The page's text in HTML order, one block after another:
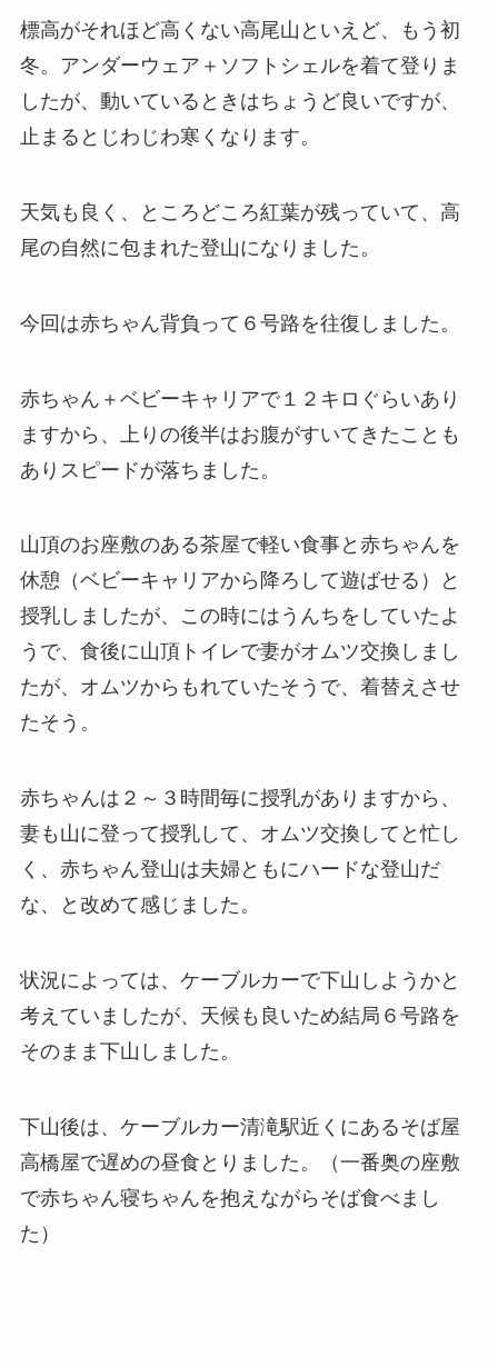
標高がそれほど高くない高尾山といえど、もう初
冬。アンダーウェア＋ソフトシェルを着て登りま
したが、動いているときはちょうど良いですが、
止まるとじわじわ寒くなります。
天気も良く、ところどころ紅葉が残っていて、高
尾の自然に包まれた登山になりました。
今回は赤ちゃん背負って６号路を往復しました。
赤ちゃん＋ベビーキャリアで１２キロぐらいあり
ますから、上りの後半はお腹がすいてきたことも
ありスピードが落ちました。
山頂のお座敷のある茶屋で軽い食事と赤ちゃんを
休憩（ベビーキャリアから降ろして遊ばせる）と
授乳しましたが、この時にはうんちをしていたよ
うで、食後に山頂トイレで妻がオムツ交換しまし
たが、オムツからもれていたそうで、着替えさせ
たそう。
赤ちゃんは２～３時間毎に授乳がありますから、
妻も山に登って授乳して、オムツ交換してと忙し
く、赤ちゃん登山は夫婦ともにハードな登山だ
な、と改めて感じました。
状況によっては、ケーブルカーで下山しようかと
考えていましたが、天候も良いため結局６号路を
そのまま下山しました。
下山後は、ケーブルカー清滝駅近くにあるそば屋
高橋屋で遅めの昼食とりました。（一番奥の座敷
で赤ちゃん寝ちゃんを抱えながらそば食べまし
た）